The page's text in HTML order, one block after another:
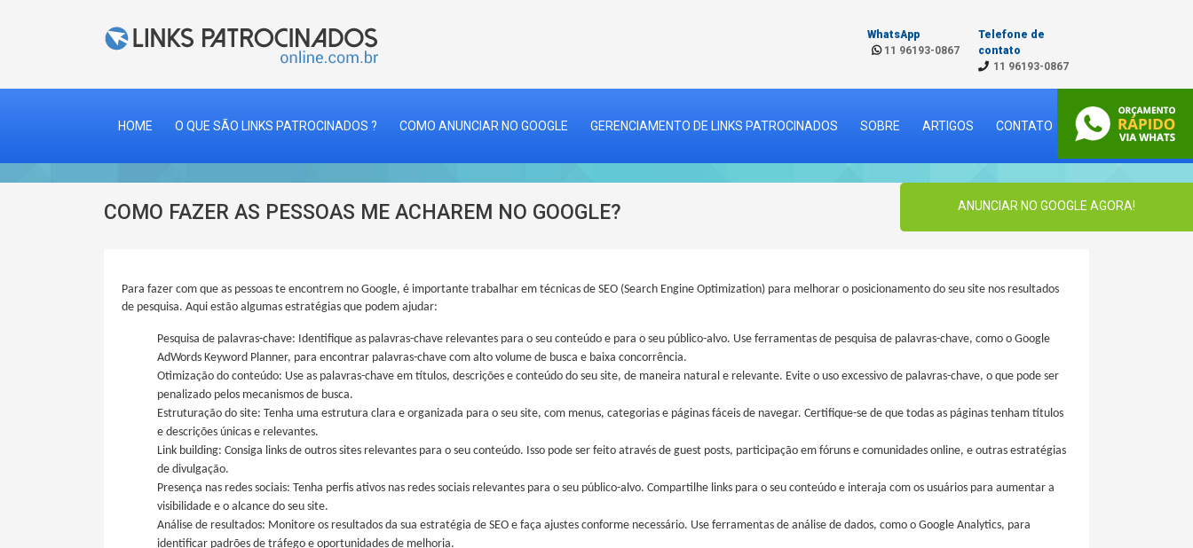
WhatsApp
11 96193-0867
Telefone de
contato
11 96193-0867
HOME O QUE SÃO LINKS PATROCINADOS ? COMO ANUNCIAR NO GOOGLE GERENCIAMENTO DE LINKS PATROCINADOS SOBRE ARTIGOS CONTATO
ANUNCIAR NO GOOGLE AGORA!
COMO FAZER AS PESSOAS ME ACHAREM NO GOOGLE?
Para fazer com que as pessoas te encontrem no Google, é importante trabalhar em técnicas de SEO (Search Engine Optimization) para melhorar o posicionamento do seu site nos resultados
de pesquisa. Aqui estão algumas estratégias que podem ajudar:
Pesquisa de palavras-chave: Identifique as palavras-chave relevantes para o seu conteúdo e para o seu público-alvo. Use ferramentas de pesquisa de palavras-chave, como o Google
AdWords Keyword Planner, para encontrar palavras-chave com alto volume de busca e baixa concorrência.
Otimização do conteúdo: Use as palavras-chave em títulos, descrições e conteúdo do seu site, de maneira natural e relevante. Evite o uso excessivo de palavras-chave, o que pode ser
penalizado pelos mecanismos de busca.
Estruturação do site: Tenha uma estrutura clara e organizada para o seu site, com menus, categorias e páginas fáceis de navegar. Certifique-se de que todas as páginas tenham títulos
e descrições únicas e relevantes.
Link building: Consiga links de outros sites relevantes para o seu conteúdo. Isso pode ser feito através de guest posts, participação em fóruns e comunidades online, e outras estratégias
de divulgação.
Presença nas redes sociais: Tenha perfis ativos nas redes sociais relevantes para o seu público-alvo. Compartilhe links para o seu conteúdo e interaja com os usuários para aumentar a
visibilidade e o alcance do seu site.
Análise de resultados: Monitore os resultados da sua estratégia de SEO e faça ajustes conforme necessário. Use ferramentas de análise de dados, como o Google Analytics, para
identificar padrões de tráfego e oportunidades de melhoria.